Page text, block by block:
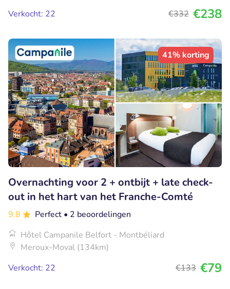
Verkocht: 22
€332 €238
41% korting
Overnachting voor 2 + ontbijt + late check-
out in het hart van het Franche-Comté
9.8 Perfect • 2 beoordelingen
Hôtel Campanile Belfort - Montbéliard
Meroux-Moval (134km)
Verkocht: 22
€133 €79